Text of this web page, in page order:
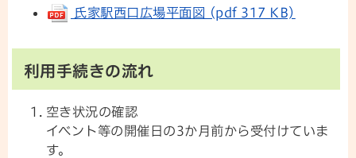
氏家駅西口広場平面図 (pdf 317 KB)
利用手続きの流れ
空き状況の確認
イベント等の開催日の3か月前から受付けていま
す。